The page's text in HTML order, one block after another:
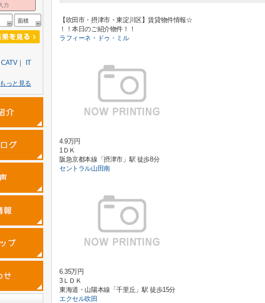
【吹田市・摂津市・東淀川区】賃貸物件情報☆
！！本日のご紹介物件！！
ラフィーネ・ドゥ・ミル
4.9万円
1ＤＫ
阪急京都本線「摂津市」駅 徒歩8分
セントラル山田南
6.35万円
3ＬＤＫ
東海道・山陽本線「千里丘」駅 徒歩15分
エクセル吹田
面積
CATV｜
IT
もっと見る